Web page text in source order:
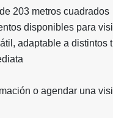
203 metros cuadrados
disponibles para
adaptable a distintos
o agendar una